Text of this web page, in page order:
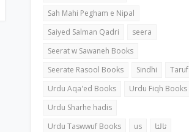
Sah Mahi Pegham e Nipal
Saiyed Salman Qadri
seera
Seerat w Sawaneh Books
Seerate Rasool Books
Sindhi
Taruf
Urdu Aqa'ed Books
Urdu Fiqh Books
Urdu Sharhe hadis
Urdu Taswwuf Books
us
ثالثا